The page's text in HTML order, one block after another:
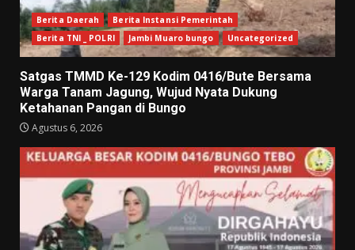
Berita Daerah
Berita Instansi Pemerintah
Berita TNI _ POLRI
Jambi Muaro bungo Uncategorized
Satgas TMMD Ke-129 Kodim 0416/Bute Bersama
Warga Tanam Jagung, Wujud Nyata Dukung
Ketahanan Pangan di Bungo
Agustus 6, 2026